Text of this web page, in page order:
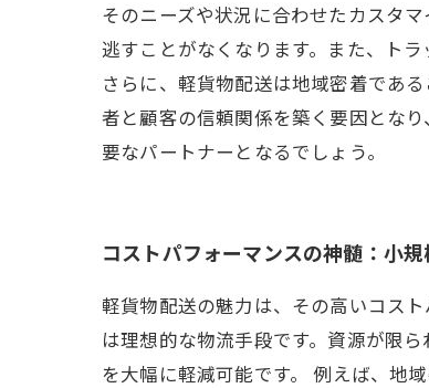
そのニーズや状況に合わせたカスタ
逃すことがなくなります。また、ト
さらに、軽貨物配送は地域密着であ
者と顧客の信頼関係を築く要因とな
要なパートナーとなるでしょう。
コストパフォーマンスの神髄：小
軽貨物配送の魅力は、その高いコス
は理想的な物流手段です。資源が限
を大幅に軽減可能です。 例えば、地